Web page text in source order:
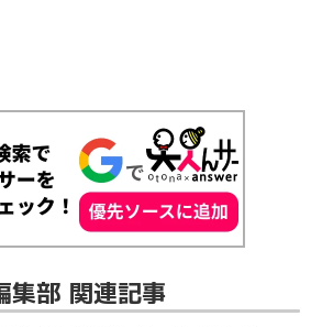
集部 関連記事